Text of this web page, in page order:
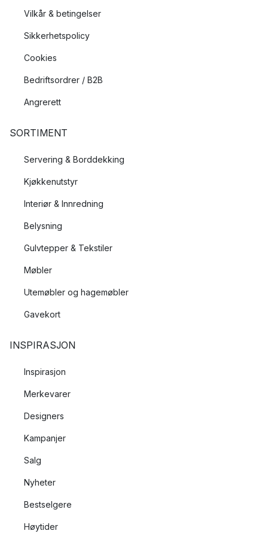
Vilkår & betingelser
Sikkerhetspolicy
Cookies
Bedriftsordrer / B2B
Angrerett
SORTIMENT
Servering & Borddekking
Kjøkkenutstyr
Interiør & Innredning
Belysning
Gulvtepper & Tekstiler
Møbler
Utemøbler og hagemøbler
Gavekort
INSPIRASJON
Inspirasjon
Merkevarer
Designers
Kampanjer
Salg
Nyheter
Bestselgere
Høytider